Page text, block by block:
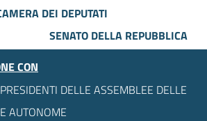
DEI DEPUTATI
SENATO DELLA REPUBBLICA
CON
DELLE ASSEMBLEE DELLE
AUTONOME